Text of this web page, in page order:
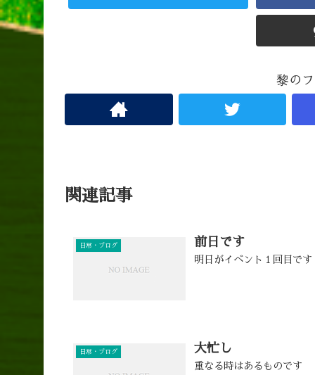
黎の
関連記事
日常・ブログ 前日です
明日がイベント１回目です
日常・ブログ 大忙し
重なる時はあるものです